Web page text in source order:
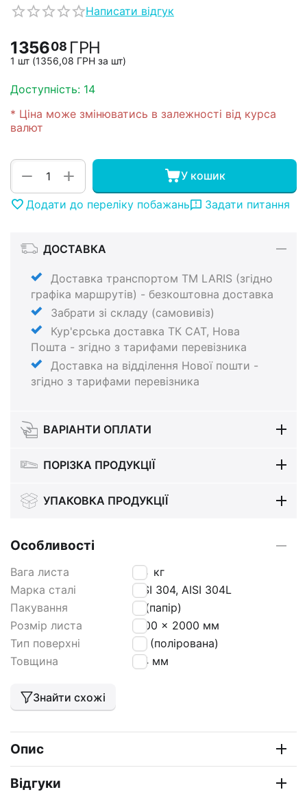
Написати відгук
135608 ГРН
1 шт (1356,08 ГРН за шт)
Доступність: 14
* Ціна може змінюватись в залежності від курса
валют
+
− У кошик
Додати до переліку побажань Задати питання
ДОСТАВКА
Доставка транспортом ТМ LARIS (згідно
графіка маршрутів) - безкоштовна доставка
Забрати зі складу (самовивіз)
Кур'єрська доставка ТК САТ, Нова
Пошта - згідно з тарифами перевізника
Доставка на відділення Нової пошти -
згідно з тарифами перевізника
ВАРІАНТИ ОПЛАТИ
ПОРІЗКА ПРОДУКЦІЇ
УПАКОВКА ПРОДУКЦІЇ
Особливості
Вага листа 6,4 кг
Марка сталі
AISI 304, AISI 304L
Пакування
РІ (папір)
Розмір листа
1000 x 2000 мм
Тип поверхні
BA (полірована)
Товщина
0,4 мм
Знайти схожі
Опис
Відгуки